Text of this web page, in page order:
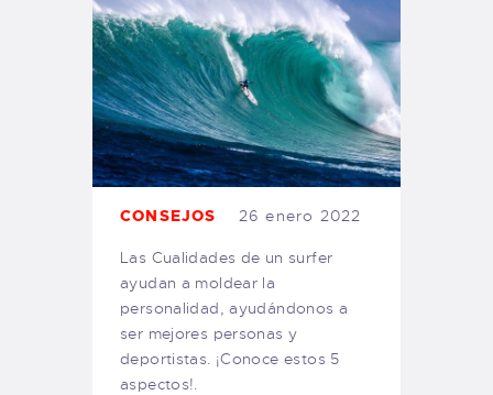
CONSEJOS 26 enero 2022
Las Cualidades de un surfer
ayudan a moldear la
personalidad, ayudándonos a
ser mejores personas y
deportistas. ¡Conoce estos 5
aspectos!.